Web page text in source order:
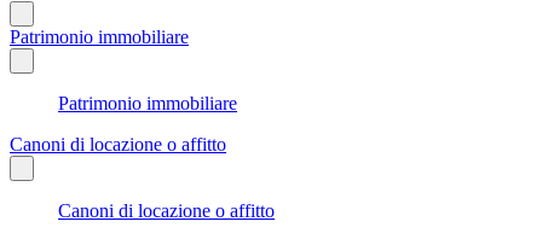
Patrimonio immobiliare
Patrimonio immobiliare
Canoni di locazione o affitto
Canoni di locazione o affitto